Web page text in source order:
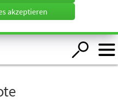
akzeptieren